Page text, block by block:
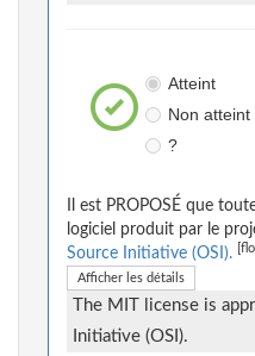
Atteint
Non atteint
?
Il est PROPOSÉ que
logiciel produit par le
Source Initiative (OSI).
Afficher les détails
The MIT license is
Initiative (OSI).